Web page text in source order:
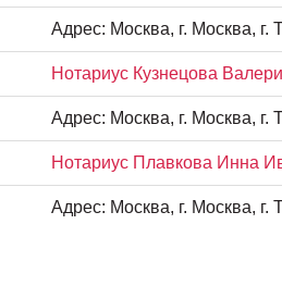
Адрес: Москва, г. Москва, г.
Нотариус Кузнецова
Адрес: Москва, г. Москва, г.
Нотариус Плавкова Инна
Адрес: Москва, г. Москва, г.